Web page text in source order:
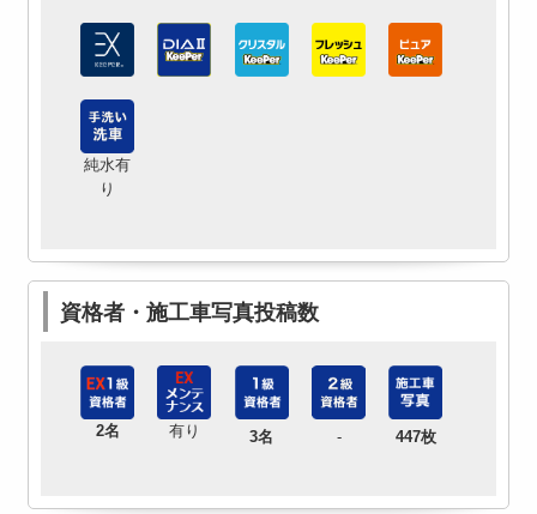
純水有
り
資格者・施工車写真投稿数
2名 有り 3名 - 447枚